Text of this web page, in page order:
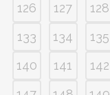
126
127 128
133
134 135
140
141 142